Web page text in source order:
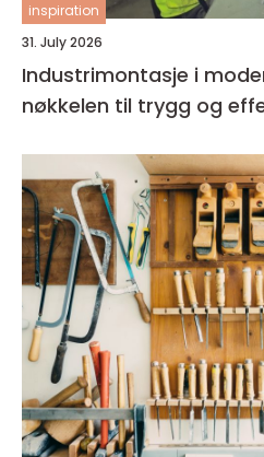
inspiration
31. July 2026
Industrimontasje i
nøkkelen til trygg og